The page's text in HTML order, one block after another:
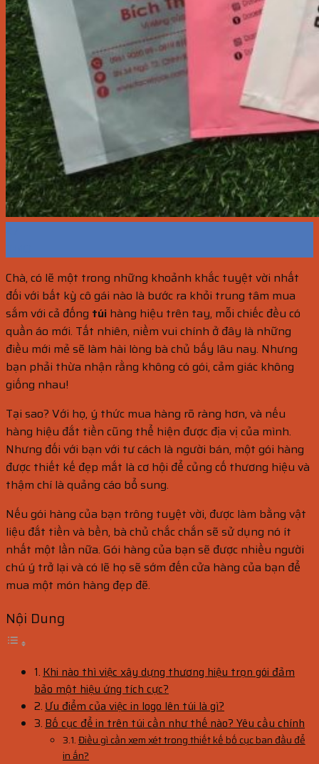
Chà, có lẽ một trong những khoảnh khắc tuyệt vời nhất
đối với bất kỳ cô gái nào là bước ra khỏi trung tâm mua
sắm với cả đống túi hàng hiệu trên tay, mỗi chiếc đều có
quần áo mới. Tất nhiên, niềm vui chính ở đây là những
điều mới mẻ sẽ làm hài lòng bà chủ bấy lâu nay. Nhưng
bạn phải thừa nhận rằng không có gói, cảm giác không
giống nhau!
Tại sao? Với họ, ý thức mua hàng rõ ràng hơn, và nếu
hàng hiệu đắt tiền cũng thể hiện được địa vị của mình.
Nhưng đối với bạn với tư cách là người bán, một gói hàng
được thiết kế đẹp mắt là cơ hội để củng cố thương hiệu và
thậm chí là quảng cáo bổ sung.
Nếu gói hàng của bạn trông tuyệt vời, được làm bằng vật
liệu đắt tiền và bền, bà chủ chắc chắn sẽ sử dụng nó ít
nhất một lần nữa. Gói hàng của bạn sẽ được nhiều người
chú ý trở lại và có lẽ họ sẽ sớm đến cửa hàng của bạn để
mua một món hàng đẹp đẽ.
Nội Dung
Khi nào thì việc xây dựng thương hiệu trọn gói đảm
bảo một hiệu ứng tích cực?
Ưu điểm của việc in logo lên túi là gì?
Bố cục để in trên túi cần như thế nào? Yêu cầu chính
Điều gì cần xem xét trong thiết kế bố cục ban đầu để
in ấn?